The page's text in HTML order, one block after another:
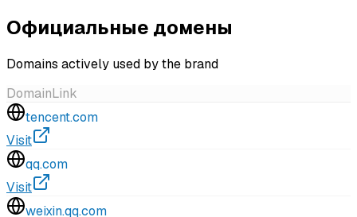
Официальные домены
Domains actively used by the brand
DomainLink
tencent.com
Visit
qq.com
Visit
weixin.qq.com